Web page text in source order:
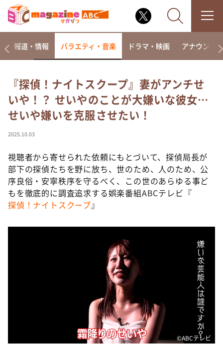
なるみ・岡村の過ぎるTV
相席食堂
これ余談なんですけど・・・
て真剣です
探偵！ナイトスクープ
news おかえり
河合＆A.B.C-Z塚田×福井アナ「なんでやねん！？」
（news おかえり）
DAIGOも台所 ～きょうの献立 何にする？～
本日はダイアンなり！シーズン２
教えて！ニュースライブ 正義のミカタ
ＬＩＦＥ～夢のカタチ～
新婚さんいらっしゃい！
ポツンと一軒家
報道・情報 バラエティ・音楽 ドラマ・映画 アナウンサー
『探偵！ナイトスクープ』妻がアンチせ
いや！？ せいやのことが大嫌いな彼女…
せいや嫌いを克服させたい！
2025.10.03
視聴者から寄せられた依頼にもとづいて、探偵局長が
部下の探偵たちを野に放ち、世のため、人のため、公
序良俗・安寧秩序を守るべく、この世のあらゆる事ど
もを徹底的に調査追求する娯楽番組ABCテレビ『
探偵！ナイトスクープ』
©️ABCテレビ